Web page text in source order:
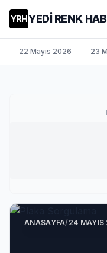
YRHYEDİ RENK
22 Mayıs 2026 23
ANASAYFA/24 MAYIS